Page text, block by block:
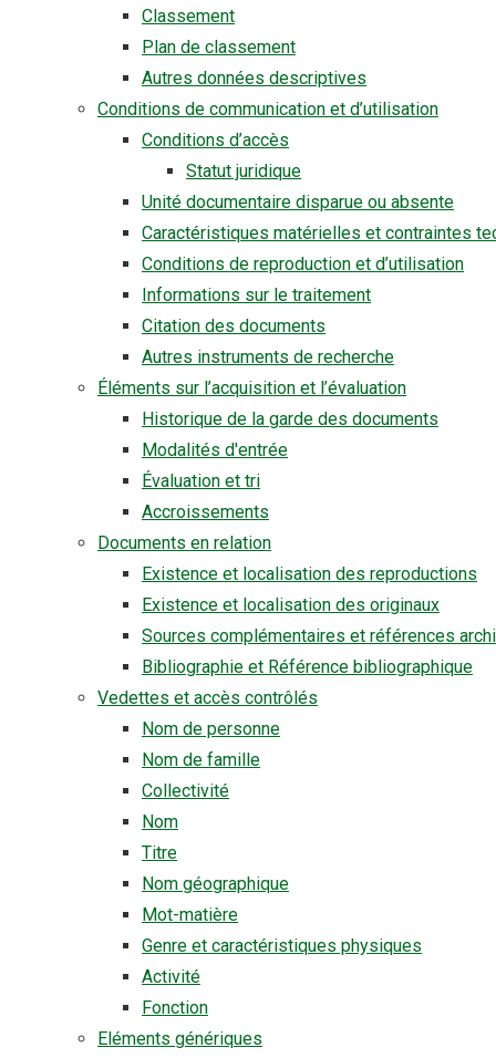
Classement
Plan de classement
Autres données descriptives
Conditions de communication et d’utilisation
Conditions d’accès
Statut juridique
Unité documentaire disparue ou absente
Caractéristiques matérielles et contraintes
Conditions de reproduction et d’utilisation
Informations sur le traitement
Citation des documents
Autres instruments de recherche
Éléments sur l’acquisition et l’évaluation
Historique de la garde des documents
Modalités d'entrée
Évaluation et tri
Accroissements
Documents en relation
Existence et localisation des reproductions
Existence et localisation des originaux
Sources complémentaires et références
Bibliographie et Référence bibliographique
Vedettes et accès contrôlés
Nom de personne
Nom de famille
Collectivité
Nom
Titre
Nom géographique
Mot-matière
Genre et caractéristiques physiques
Activité
Fonction
Eléments génériques